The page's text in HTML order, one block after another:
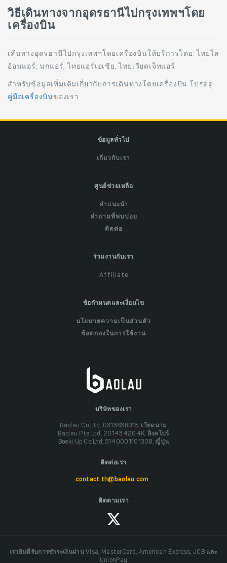
วิธีเดินทางจากอุดรธานีไปกรุงเทพฯโดย
เครื่องบิน
เส้นทางอุดรธานีไปกรุงเทพฯโดยเครื่องบินให้บริการโดย: ไทยไล
อ้อนแอร์, นกแอร์, ไทยแอร์เอเชีย, ไทยเวียดเจ็ทแอร์
สำหรับข้อมูลเพิ่มเติมเกี่ยวกับการเดินทางโดยเครื่องบิน โปรดดู
คู่มือเครื่องบินของเรา
ข้อมูลทั่วไป
เกี่ยวกับเรา
ศูนย์ช่วยเหลือ
คำแนะนำ
คำถามที่พบบ่อย
ติดต่อ
ร่วมงานกับเรา
Affiliate
ข้อกำหนดและเงื่อนไข
นโยบายความเป็นส่วนตัว
ข้อตกลงในการใช้งาน
บริษัทของเรา
Baolau Co Ltd, 0313838015, เวียดนาม
Baolau Pte Ltd, 201434204K, สิงคโปร์
Boeki Up Co Ltd, 5140001101308, ญี่ปุ่น
ติดต่อเรา
contact.th@baolau.com
ติดตามเรา
เรายินดีรับการชำระเงินผ่าน Visa, MasterCard, American Express, JCB และ
UnionPay